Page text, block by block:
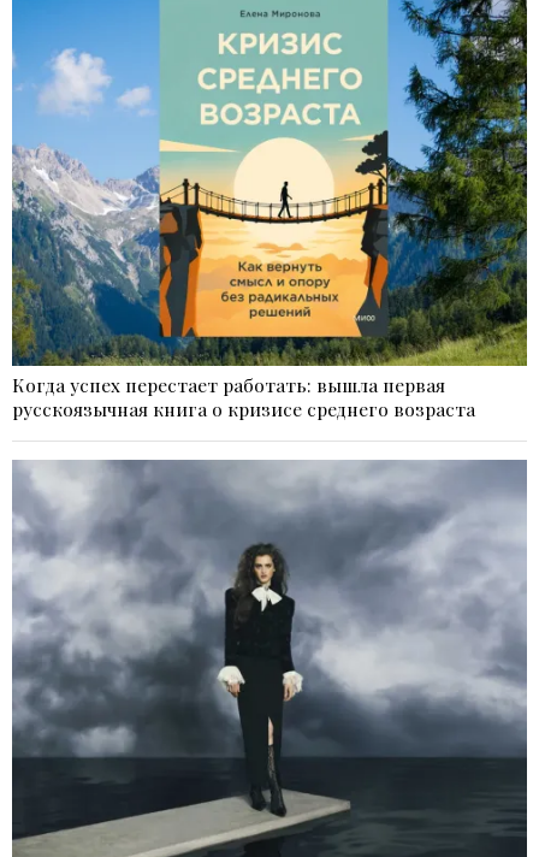
Когда успех перестает работать: вышла первая
русскоязычная книга о кризисе среднего возраста